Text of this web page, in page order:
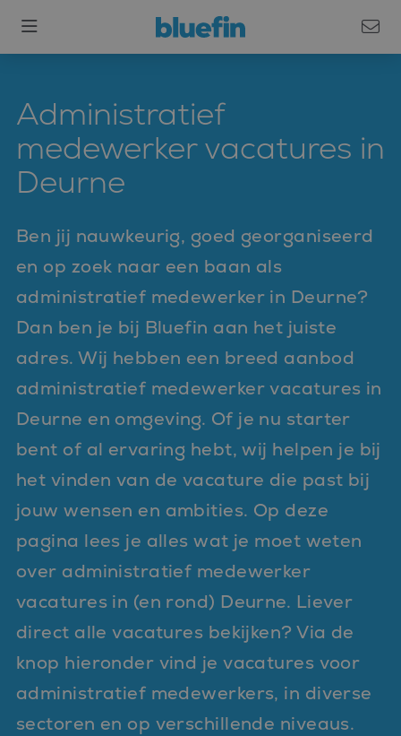
Administratief
medewerker vacatures in
Deurne
Ben jij nauwkeurig, goed georganiseerd
en op zoek naar een baan als
administratief medewerker in Deurne?
Dan ben je bij Bluefin aan het juiste
adres. Wij hebben een breed aanbod
administratief medewerker vacatures in
Deurne en omgeving. Of je nu starter
bent of al ervaring hebt, wij helpen je bij
het vinden van de vacature die past bij
jouw wensen en ambities. Op deze
pagina lees je alles wat je moet weten
over administratief medewerker
vacatures in (en rond) Deurne. Liever
direct alle vacatures bekijken? Via de
knop hieronder vind je vacatures voor
administratief medewerkers, in diverse
sectoren en op verschillende niveaus.